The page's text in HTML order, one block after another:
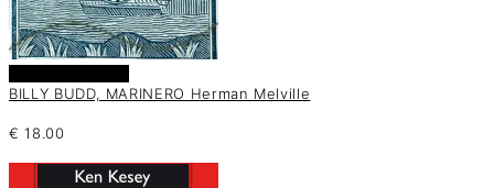
BILLY BUDD, MARINERO Herman Melville
€ 18.00